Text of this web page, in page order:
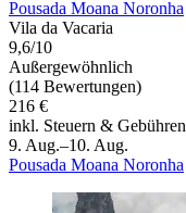
Pousada Moana Noronha
Vila da Vacaria
9,6/10
Außergewöhnlich
(114 Bewertungen)
216 €
inkl. Steuern & Gebühren
9. Aug.–10. Aug.
Pousada Moana Noronha